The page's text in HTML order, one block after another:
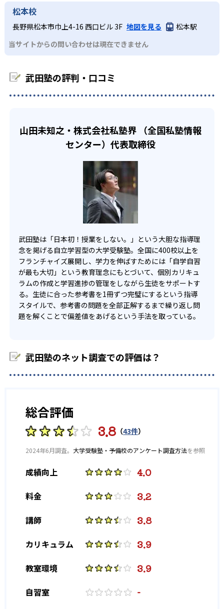
自主学習で自分でできるようにする
武田塾の最大の特徴は、授業をしないということである。
ているので、自主学習を採用している。
また、効率的に知識を定着させていくことを目的としてお
る、やってみる、できるの3ステップを意識しており、自主
学習では特に「やってみる」と「できる」の力を伸ばすこ
とが可能。授業はしない！という、今までの概念を覆した
指導方法で、成績アップを目指していくのが最大の特徴。
わかるまで何回も繰り返し行う
武田塾では、わかるまでは次のステップには進まない指導
方法である。特訓日で不合格だった場合や課題を終わらせ
られなかった場合、その次の週も同じ内容を勉強する。
不合格にならないために、子ども自身も勉強の意識が芽生
え、勉強の習慣も身につけられる。もし特訓日で不合格に
なっても、わからなければ繰り返し行うので、着実に点数
アップを目指せる。やりっぱなしになることはなく、覚え
ないと次に進めないという状況から、子ども自身も勉強に
参考書を使用し、効率的に勉強を進める
を行うことができる。授業をする時間を削減し、その時間
をインプットする時間に回せるので効率的にたくさん知識
を吸収できる。
また、忘れても、テキストですぐ見直し、忘れない状態を
習をメインに効率的に勉強を進めている。
ので、中学受験には向いていないが、学ぶ機会を持ちたい
人におすすめ。
くの校舎にお問い合わせしてほしい。
繰り返し問題を解き、定期テストで点数アップした
い人向け
い。わかるまで、その内容を繰り返すので、やりっぱなし
になることはない。授業を行わない分、時間が確保され、
高校生
希望の大学に逆転合格を目指したい人向け
高校生では、逆転合格を目指すために頑張りたい人に向い
ンプットするのが得意な子どもにおすすめ。授業を行わな
い時間は知識を詰め込む時間に充てられるので、子どもに
よってはたくさん覚えることが可能。
高校生にもなると、自分のどこが苦手か考えられる子ども
がほとんど。勉強に危機感をもち、積極的に勉強していけ
る子どもは、武田塾の自立型学習が合っているだろう。
られるのがメリットの1つ。
また、わかるまで次の単元に進まないのも特徴の1つ。もし
わかるまでとことん勉強できる。特に苦手な科目や苦手な
残す方法であると言える。わからないまま先に進むことは
ないので、着実に苦手な部分を減らし、テストでの点数ア
ップをしていくことが可能。
ら帰宅するときにどこまで勉強したかを報告したりと徹底
的に子どもの学習進行度を確認する。子ども自身にすべて
で、勉強する習慣も身につけられる。
また、電子指導報告書を記入し、学習記録をわかりやすく
しているのもメリットの1つ。子ども自身も自分の理解でき
ていない部分がすぐにわかるので、どこを重点的に勉強す
授業をしないので、暗記科目などには適しているだろう
が、数学など計算過程の指導を受けたい人にとっては、授
業しないと理解することは難しい。テキストを読んで、理
解していく方針なので、自主的に理解できる子どもには向
いている。ただ、テキストを読んで理解でき、自宅で自分
でできる人はわざわざ通う必要はない。
また、テスト対策などの授業がない分、やる気のない生徒
に関して記載はなかった。そのため、自学自習を徹底的に
したい子どもは、徹底個別特訓のコースを選択しなければ
いけない。
武田塾では、合格実績を公式サイトで公開し、合格した大
学を多数記載している。合格実績の一例を以下に記載す
る。
大学の合格実績
東京大学 - 一橋大学
大阪大学 - 横浜国立大学 -
- 信州大学 -
旭川医科大学
聖マリアンナ医科大学 -
慶応大学
上智大学 - 青山学院大学 -
明治大学 - 法政大学 -
学習院大学 - 昭和大学 -
立命館大学 - 関西学院大学 -
松本校
長野県松本市巾上4-16 西口ビル 3F 地図を見る
松本駅
当サイトからの問い合わせは現在できません
武田塾の評判・口コミ
山田未知之・株式会社私塾界 （全国私塾情報
センター）代表取締役
武田塾は「日本初！授業をしない。」という大胆な指導理
念を掲げる自立学習型の大学受験塾。全国に400校以上を
フランチャイズ展開し、学力を伸ばすためには「自学自習
が最も大切」という教育理念にもとづいて、個別カリキュ
ラムの作成と学習進捗の管理をしながら生徒をサポートす
る。生徒に合った参考書を1冊ずつ完璧にするという指導
スタイルで、参考書の問題を全部正解するまで繰り返し問
題を解くことで偏差値をあげるという手法を取っている。
武田塾のネット調査での評価は？
総合評価
3.8 （43件）
2024年6月調査。 大学受験塾・予備校のアンケート調査方法を参照
成績向上 4.0
料金 3.2
講師 3.8
カリキュラム 3.9
教室環境 3.9
自習室 -